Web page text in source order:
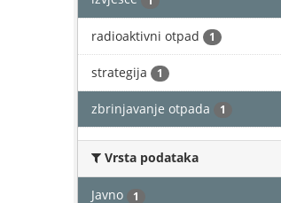
radioaktivni otpad 1
strategija 1
zbrinjavanje otpada 1
Vrsta podataka
Javno 1